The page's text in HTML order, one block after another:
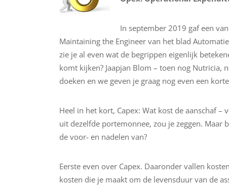
In september 2019 gaf een
Maintaining the Engineer van het blad
zie je al even wat de begrippen eigenlijk
komt kijken? Jaapjan Blom – toen nog
doeken en we geven je graag nog even een
Heel in het kort, Capex: Wat kost de aanschaf
uit dezelfde portemonnee, zou je zeggen. Maar
de voor- en nadelen van?
Eerste even over Capex. Daaronder vallen
kosten die je maakt om de levensduur van de